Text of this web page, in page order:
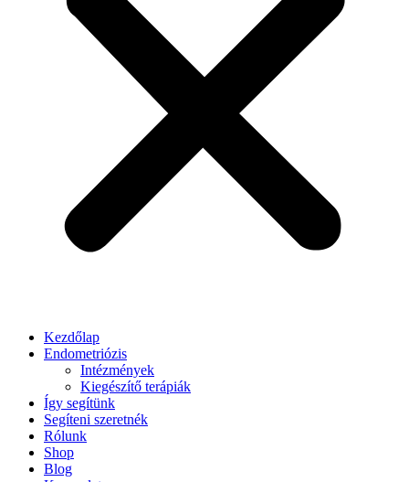
Kezdőlap
Endometriózis
Intézmények
Kiegészítő terápiák
Így segítünk
Segíteni szeretnék
Rólunk
Shop
Blog